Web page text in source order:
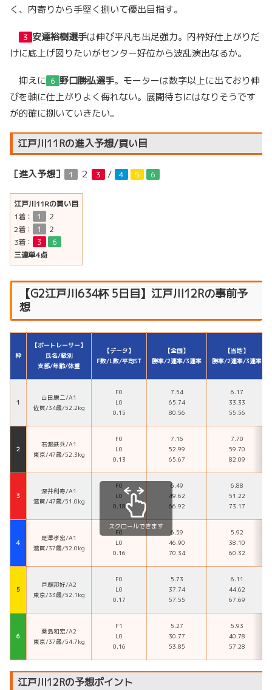
く、内寄りから手堅く捌いて優出目指す。
３ 安達裕樹選手は伸び平凡も出足強力。内枠好仕上がりだ
けに底上げ図りたいがセンター好位から波乱演出なるか。
抑えに ６ 野口勝弘選手。モーターは数字以上に出ており伸
びを軸に仕上がりよく侮れない。展開待ちにはなりそうです
が的確に捌いていきたい。
江戸川11Rの進入予想/買い目
［進入予想］ １ ２ ３ / ４ ５ ６
江戸川11Rの買い目
1着：
１
２
2着：
１
２
3着：
３
６
三連単4点
【G2江戸川634杯 5日目】江戸川12Rの事前予
想
枠
【ボートレーサー】
氏名/級別
支部/年齢/体重
【データ】
F数/L数/平均ST
【全国】
勝率/2連率/3連率
【当地】
勝率/2連率/3連率
１
山田康二/A1
佐賀/34歳/52.2kg
F0
L0
0.15
7.54
65.74
80.56
6.17
33.33
55.56
２
石渡鉄兵/A1
東京/47歳/52.3kg
F0
L0
0.13
7.16
52.99
65.67
7.70
59.70
82.09
３
深井利寿/A1
滋賀/47歳/51.0kg
F0
L0
0.18
6.49
49.62
66.92
6.88
51.22
73.17
４
是澤孝宏/A1
滋賀/37歳/52.0kg
F0
L0
0.16
6.59
46.90
70.34
5.92
38.10
60.32
５
戸塚邦好/A2
東京/33歳/52.1kg
F0
L0
0.17
5.73
37.74
57.55
6.11
44.62
67.69
６
桑島和宏/A2
東京/37歳/54.7kg
F1
L0
0.16
5.27
30.77
53.85
5.93
40.78
57.28
スクロールできます
江戸川12Rの予想ポイント